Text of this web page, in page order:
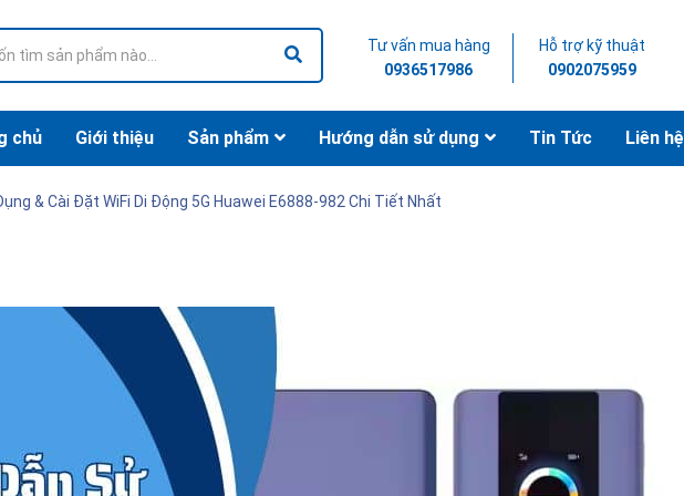
Tư vấn mua hàng
0936517986
Hỗ trợ kỹ thuật
0902075959
chủ Giới thiệu Sản phẩm Hướng dẫn sử dụng Tin Tức Liên hệ
& Cài Đặt WiFi Di Động 5G Huawei E6888-982 Chi Tiết Nhất